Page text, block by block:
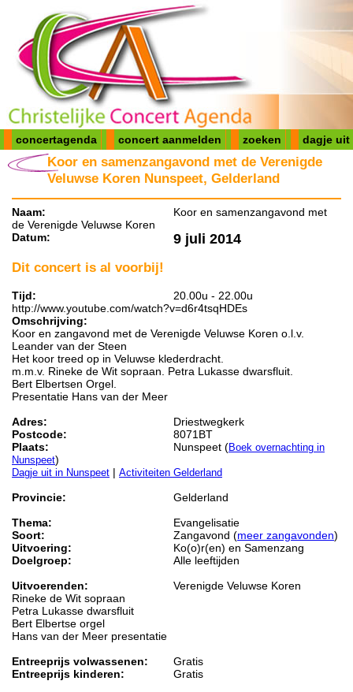
concertagenda concert aanmelden zoeken dagje uit
Koor en samenzangavond met de Verenigde
Veluwse Koren Nunspeet, Gelderland
Naam:
Koor en samenzangavond met
de Verenigde Veluwse Koren
Datum:
9 juli 2014
Dit concert is al voorbij!
Tijd:
20.00u - 22.00u
http://www.youtube.com/watch?v=d6r4tsqHDEs
Omschrijving:
Koor en zangavond met de Verenigde Veluwse Koren o.l.v.
Leander van der Steen
Het koor treed op in Veluwse klederdracht.
m.m.v. Rineke de Wit sopraan. Petra Lukasse dwarsfluit.
Bert Elbertsen Orgel.
Presentatie Hans van der Meer
Adres:
Driestwegkerk
Postcode:
8071BT
Plaats:
Nunspeet (Boek overnachting in
Nunspeet)
Dagje uit in Nunspeet | Activiteiten Gelderland
Provincie:
Gelderland
Thema:
Evangelisatie
Soort:
Zangavond (meer zangavonden)
Uitvoering:
Ko(o)r(en) en Samenzang
Doelgroep:
Alle leeftijden
Uitvoerenden:
Verenigde Veluwse Koren
Rineke de Wit sopraan
Petra Lukasse dwarsfluit
Bert Elbertse orgel
Hans van der Meer presentatie
Entreeprijs volwassenen:
Gratis
Entreeprijs kinderen:
Gratis